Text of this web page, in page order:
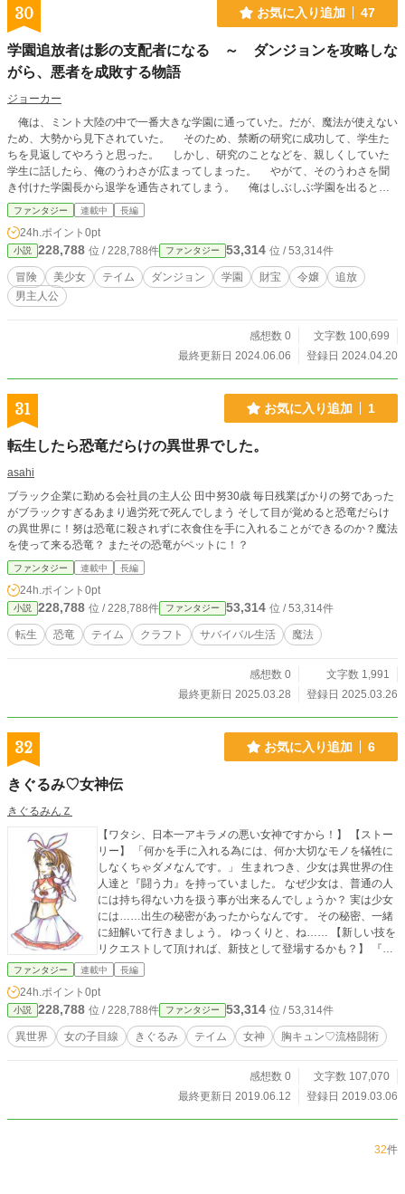
30 お気に入り追加 47
学園追放者は影の支配者になる ～ ダンジョンを攻略しな
がら、悪者を成敗する物語
ジョーカー
俺は、ミント大陸の中で一番大きな学園に通っていた。だが、魔法が使えない
ため、大勢から見下されていた。 そのため、禁断の研究に成功して、学生た
ちを見返してやろうと思った。 しかし、研究のことなどを、親しくしていた
学生に話したら、俺のうわさが広まってしまった。 やがて、そのうわさを聞
き付けた学園長から退学を通告されてしまう。 俺はしぶしぶ学園を出ると、
牢屋のような馬車に載せられた。やがて大陸の東の端にある街まで移送されてし
まう。 その後、財宝を求めて、街の近くにあるダンジョンに挑んだ。そし
て、宝物庫にたどり着き、なんと霊獣の力を授かったのである。 俺は、この
力を使い、俺のことを応援し、褒めてくださった王女様のために影の支配者にな
ります。
ファンタジー 連載中 長編
24h.ポイント 0pt
小説 228,788 位 / 228,788件 ファンタジー 53,314 位 / 53,314件
冒険 美少女 テイム ダンジョン 学園 財宝 令嬢
追放
男主人公
感想数 0
文字数 100,699
最終更新日 2024.06.06
登録日 2024.04.20
31 お気に入り追加 1
転生したら恐竜だらけの異世界でした。
asahi
ブラック企業に勤める会社員の主人公 田中努30歳 毎日残業ばかりの努であった
がブラックすぎるあまり過労死で死んでしまう そして目が覚めると恐竜だらけ
の異世界に！努は恐竜に殺されずに衣食住を手に入れることができるのか？魔法
を使って来る恐竜？ またその恐竜がペットに！？
ファンタジー 連載中 長編
24h.ポイント 0pt
小説 228,788 位 / 228,788件 ファンタジー 53,314 位 / 53,314件
転生 恐竜 テイム クラフト サバイバル生活 魔法
感想数 0
文字数 1,991
最終更新日 2025.03.28
登録日 2025.03.26
32 お気に入り追加 6
きぐるみ♡女神伝
きぐるみんＺ
【ワタシ、日本一アキラメの悪い女神ですから！】 【ストー
リー】 「何かを手に入れる為には、何か大切なモノを犠牲に
しなくちゃダメなんです。」 生まれつき、少女は異世界の住
人達と『闘う力』を持っていました。 なぜ少女は、普通の人
には持ち得ない力を扱う事が出来るんでしょうか？ 実は少女
には……出生の秘密があったからなんです。 その秘密、一緒
に紐解いて行きましょう。 ゆっくりと、ね…… 【新しい技を
リクエストして頂ければ、新技として登場するかも？】 『胸
キュン♡流格闘術』…… それは、女の子らしい可愛らしさ、
い「女の子の、女の子による、女の子の為の」格闘術。 その
中には、懇意にして頂いている読者さんのリクエストから生
まれた技もあります。
ファンタジー 連載中 長編
24h.ポイント 0pt
小説 228,788 位 / 228,788件 ファンタジー 53,314 位 / 53,314件
異世界 女の子目線 きぐるみ テイム 女神 胸キュン♡流格闘術
感想数 0
文字数 107,070
最終更新日 2019.06.12
登録日 2019.03.06
32件